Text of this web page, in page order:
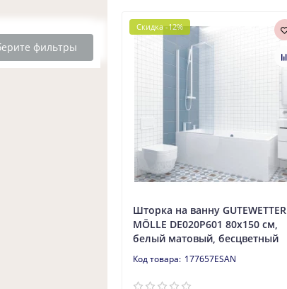
фильтры
Скидка -12%
Шторка на ванну GUTEWETTER
MÖLLE DE020P601 80x150 см,
белый матовый, бесцветный
177657ESAN